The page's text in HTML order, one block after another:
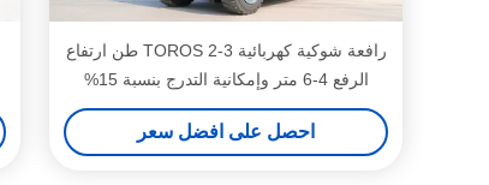
رافعة شوكية كهربائية TOROS 2-3 طن ارتفاع
الرفع 4-6 متر وإمكانية التدرج بنسبة 15%
احصل على افضل سعر